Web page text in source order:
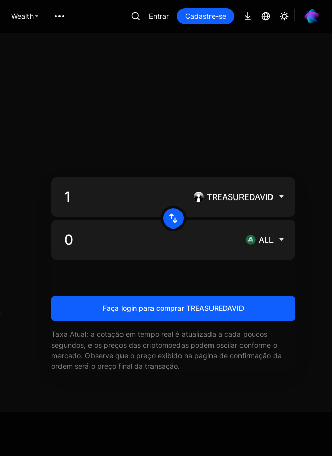
Wealth Entrar Cadastre-se
TREASUREDAVID
ALL
Faça login para comprar TREASUREDAVID
Taxa Atual: a cotação em tempo real é atualizada a cada poucos
segundos, e os preços das criptomoedas podem oscilar conforme o
mercado. Observe que o preço exibido na página de confirmação da
ordem será o preço final da transação.